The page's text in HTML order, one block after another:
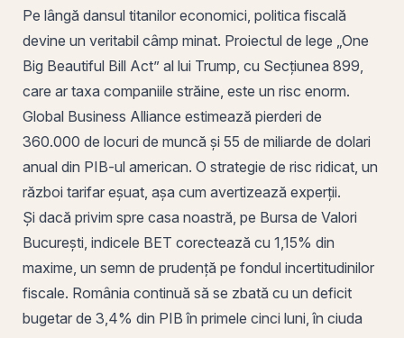
Pe lângă dansul titanilor economici, politica fiscală
devine un veritabil câmp minat. Proiectul de lege „One
Big Beautiful Bill Act” al lui Trump, cu Secțiunea 899,
care ar taxa companiile străine, este un risc enorm.
Global Business Alliance estimează pierderi de
360.000 de locuri de muncă și 55 de miliarde de dolari
anual din PIB-ul american. O strategie de risc ridicat, un
război tarifar eșuat, așa cum avertizează experții.
Și dacă privim spre casa noastră, pe Bursa de Valori
București, indicele BET corectează cu 1,15% din
maxime, un semn de prudență pe fondul incertitudinilor
fiscale. România continuă să se zbată cu un deficit
bugetar de 3,4% din PIB în primele cinci luni, în ciuda